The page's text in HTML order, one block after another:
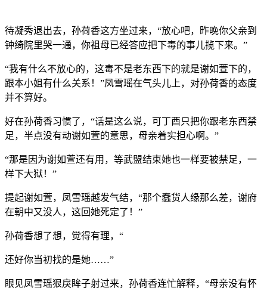
待凝秀退出去，孙荷香这方坐过来，“放心吧，昨晚你父亲到
钟绮院里哭一通，你祖母已经答应把下毒的事儿揽下来。”
“我有什么不放心的，这毒不是老东西下的就是谢如萱下的，
跟本小姐有什么关系！”凤雪瑶在气头儿上，对孙荷香的态度
并不算好。
好在孙荷香习惯了，“话是这么说，可丁酉只把你跟老东西禁
足，半点没有动谢如萱的意思，母亲着实担心啊。”
“那是因为谢如萱还有用，等武盟结束她也一样要被禁足，一
样下大狱！”
提起谢如萱，凤雪瑶越发气结，“那个蠢货人缘那么差，谢府
在朝中又没人，这回她死定了！”
孙荷香想了想，觉得有理，“
还好你当初找的是她……”
眼见凤雪瑶狠戾眸子射过来，孙荷香连忙解释，“母亲没有怀